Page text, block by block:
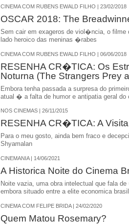
CINEMA COM RUBENS EWALD FILHO | 23/02/2018
OSCAR 2018: The
Sem cair em exageros de viol�ncia, o
lado heroico das meninas �rabes
CINEMA COM RUBENS EWALD FILHO | 06/06/2018
RESENHA CR�TICA: Os
Noturna (The Strangers Prey
Embora tenha passada a surpresa do
atual � a falta de humor e antipatia geral do
NOS CINEMAS | 26/11/2015
RESENHA CR�TICA: A
Para o meu gosto, ainda bem fraco e
Shyamalan
CINEMANIA | 14/06/2021
A Historica Noite do Cinema
Noite vazia, uma obra intelectual que fala
embora situado entre a elite economica
CINEMA COM FELIPE BRIDA | 24/02/2020
Quem Matou Rosemary?